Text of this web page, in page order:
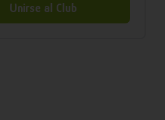
Unirse al Club